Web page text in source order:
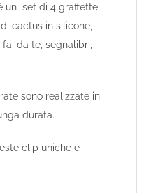
un set di 4 graffette
cactus in silicone,
da te, segnalibri,
sono realizzate in
durata.
clip uniche e